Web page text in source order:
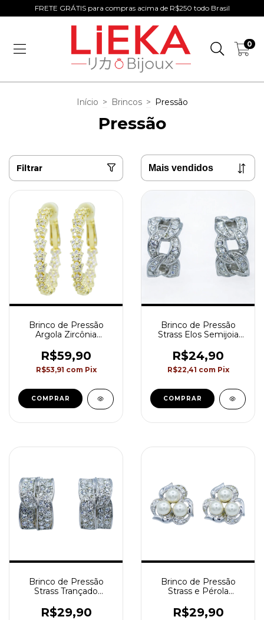
FRETE GRÁTIS para compras acima de R$250 todo Brasil
0
Início > Brincos > Pressão
Pressão
Filtrar
Brinco de Pressão
Argola Zircônia
BC3014
R$59,90
R$53,91 com Pix
COMPRAR
Brinco de Pressão
Strass Elos Semijoia
R$24,90
R$22,41 com Pix
Brinco de Pressão
Strass Trançado
BC0897
R$29,90
Brinco de Pressão
Strass e Pérola
BC1097
R$29,90